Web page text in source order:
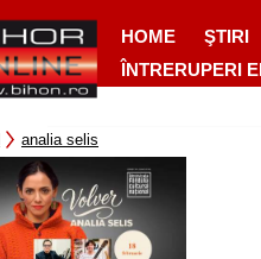
HOME
ŞTIRI
ÎNTRERUPERI
analia selis